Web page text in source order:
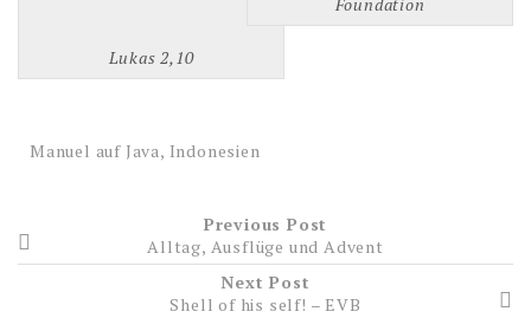
Foundation
Lukas 2,10
Manuel auf Java, Indonesien
Previous Post
Alltag, Ausflüge und Advent
Next Post
Shell of his self! – EVB